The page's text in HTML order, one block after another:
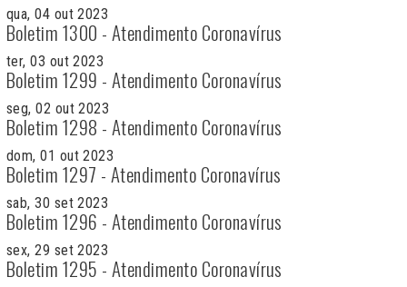
qua, 04 out 2023
Boletim 1300 - Atendimento Coronavírus
ter, 03 out 2023
Boletim 1299 - Atendimento Coronavírus
seg, 02 out 2023
Boletim 1298 - Atendimento Coronavírus
dom, 01 out 2023
Boletim 1297 - Atendimento Coronavírus
sab, 30 set 2023
Boletim 1296 - Atendimento Coronavírus
sex, 29 set 2023
Boletim 1295 - Atendimento Coronavírus